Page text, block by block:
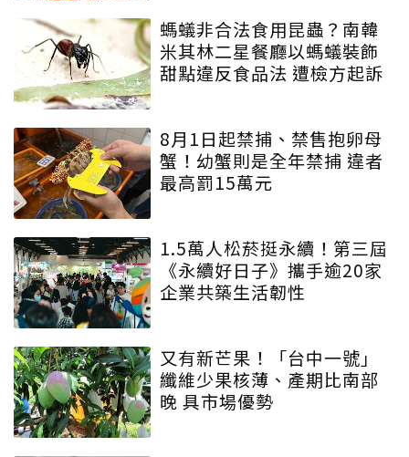
螞蟻非合法食用昆蟲？南韓
米其林二星餐廳以螞蟻裝飾
甜點違反食品法 遭檢方起訴
8月1日起禁捕、禁售抱卵母
蟹！幼蟹則是全年禁捕 違者
最高罰15萬元
1.5萬人松菸挺永續！第三屆
《永續好日子》攜手逾20家
企業共築生活韌性
又有新芒果！「台中一號」
纖維少果核薄、產期比南部
晚 具市場優勢